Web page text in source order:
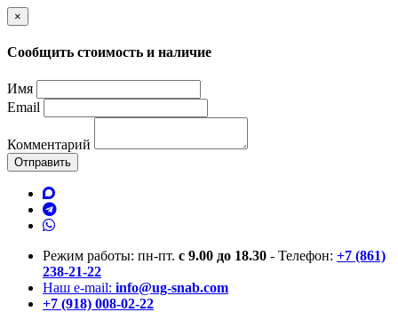
×
Сообщить стоимость и наличие
Имя
Email
Комментарий
Отправить
Режим работы: пн-пт. с 9.00 до 18.30 - Телефон: +7 (861)
238-21-22
Наш e-mail: info@ug-snab.com
+7 (918) 008-02-22